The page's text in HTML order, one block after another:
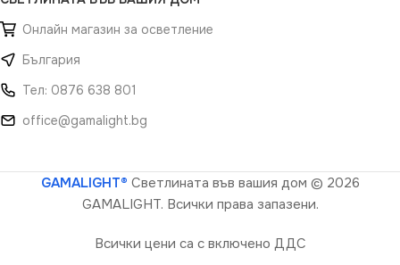
Онлайн магазин за осветление
България
Тел: 0876 638 801
office@gamalight.bg
GAMALIGHT® Светлината във вашия дом © 2026
GAMALIGHT. Всички права запазени.
Всички цени са с включено ДДС